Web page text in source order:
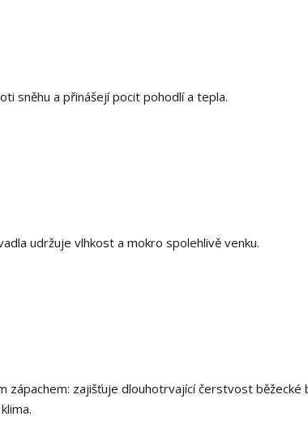
sněhu a přinášejí pocit pohodlí a tepla.
udržuje vlhkost a mokro spolehlivě venku.
zápachem: zajišťuje dlouhotrvající čerstvost běžecké